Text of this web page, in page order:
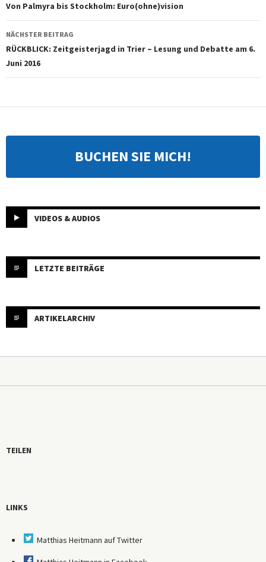
Von Palmyra bis Stockholm: Euro(ohne)vision
NÄCHSTER BEITRAG
RÜCKBLICK: Zeitgeisterjagd in Trier – Lesung und Debatte am 6.
Juni 2016
BUCHEN SIE MICH!
VIDEOS & AUDIOS
LETZTE BEITRÄGE
ARTIKELARCHIV
TEILEN
LINKS
Matthias Heitmann auf Twitter